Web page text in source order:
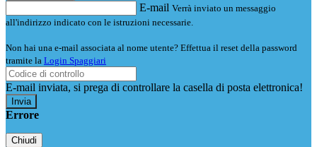
E-mail Verrà inviato un messaggio
all'indirizzo indicato con le istruzioni necessarie.
Non hai una e-mail associata al nome utente? Effettua il reset della password
tramite la Login Spaggiari
E-mail inviata, si prega di controllare la casella di posta elettronica!
Errore
Chiudi